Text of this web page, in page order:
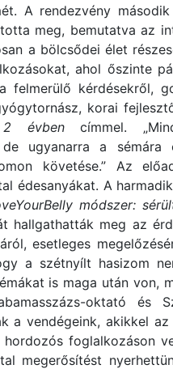
A rendezvény
meg, bemutatva az
a bölcsődei élet
ahol őszinte
felmerülő kérdésekről,
korai
évbencímmel.
de ugyanarra a
követése.” Az
édesanyákat. A
módszer:
hallgathatták meg az
esetleges
a szétnyílt hasizom
is maga után von,
oktató és
a vendégeink, akikkel
foglalkozáson
megerősítést